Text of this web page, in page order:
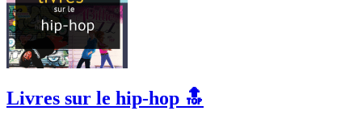
Livres sur le hip-hop 🔝